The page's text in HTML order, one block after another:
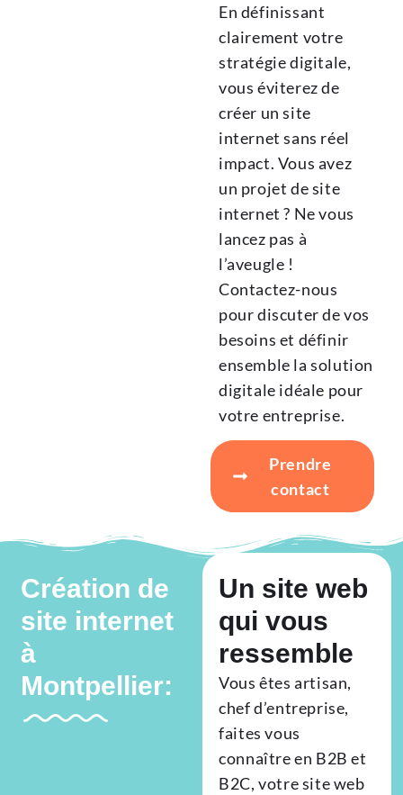
En définissant
clairement votre
stratégie digitale,
vous éviterez de
créer un site
internet sans réel
impact. Vous avez
un projet de site
internet ? Ne vous
lancez pas à
l’aveugle !
Contactez-nous
pour discuter de vos
besoins et définir
ensemble la solution
digitale idéale pour
votre entreprise.
Prendre
contact
Création de
site internet
à
Montpellier:
Un site web
qui vous
ressemble
Vous êtes artisan,
chef d’entreprise,
faites vous
connaître en B2B et
B2C, votre site web